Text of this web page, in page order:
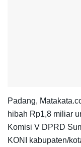
Padang,
hibah Rp1,8 miliar
Komisi V DPRD
KONI kabupaten/